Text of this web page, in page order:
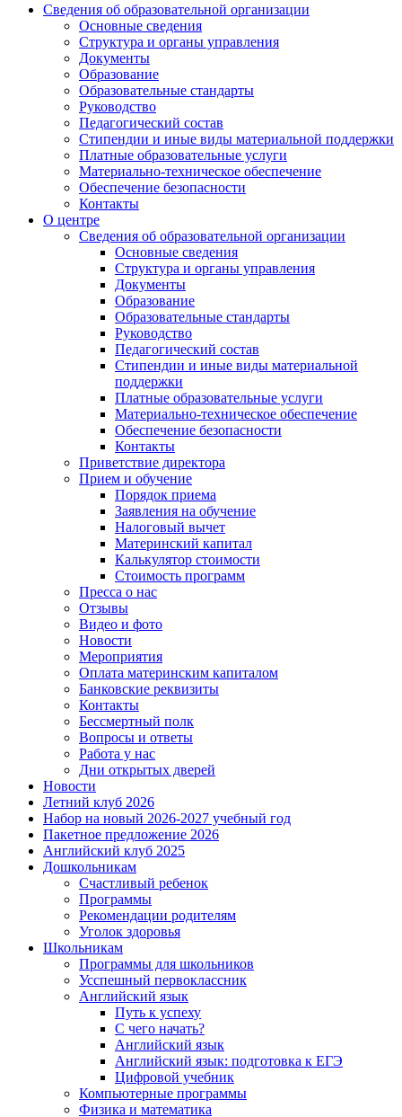
Сведения об образовательной организации
Основные сведения
Структура и органы управления
Документы
Образование
Образовательные стандарты
Руководство
Педагогический состав
Стипендии и иные виды материальной поддержки
Платные образовательные услуги
Материально-техническое обеспечение
Обеспечение безопасности
Контакты
О центре
Сведения об образовательной организации
Основные сведения
Структура и органы управления
Документы
Образование
Образовательные стандарты
Руководство
Педагогический состав
Стипендии и иные виды материальной
поддержки
Платные образовательные услуги
Материально-техническое обеспечение
Обеспечение безопасности
Контакты
Приветствие директора
Прием и обучение
Порядок приема
Заявления на обучение
Налоговый вычет
Материнский капитал
Калькулятор стоимости
Стоимость программ
Пресса о нас
Отзывы
Видео и фото
Новости
Мероприятия
Оплата материнским капиталом
Банковские реквизиты
Контакты
Бессмертный полк
Вопросы и ответы
Работа у нас
Дни открытых дверей
Новости
Летний клуб 2026
Набор на новый 2026-2027 учебный год
Пакетное предложение 2026
Английский клуб 2025
Дошкольникам
Счастливый ребенок
Программы
Рекомендации родителям
Уголок здоровья
Школьникам
Программы для школьников
Усспешный первоклассник
Английский язык
Путь к успеху
С чего начать?
Английский язык
Английский язык: подготовка к ЕГЭ
Цифровой учебник
Компьютерные программы
Физика и математика